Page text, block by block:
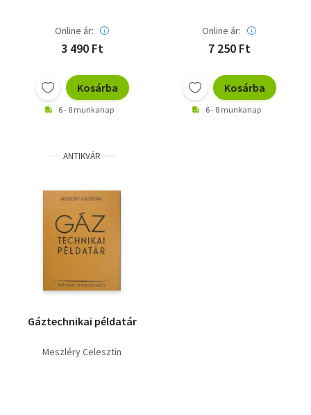
Online ár:
3 490 Ft
Kosárba
6 - 8 munkanap
Online ár:
7 250 Ft
Kosárba
6 - 8 munkanap
ANTIKVÁR
Gáztechnikai példatár
Meszléry Celesztin